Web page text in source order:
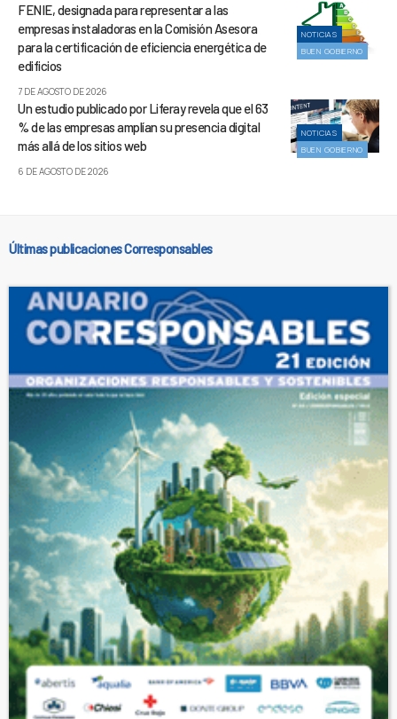
NOTICIAS
BUEN GOBIERNO
FENIE, designada para representar a las
empresas instaladoras en la Comisión Asesora
para la certificación de eficiencia energética de
edificios
7 DE AGOSTO DE 2026
NOTICIAS
BUEN GOBIERNO
Un estudio publicado por Liferay revela que el 63
% de las empresas amplían su presencia digital
más allá de los sitios web
6 DE AGOSTO DE 2026
Últimas publicaciones Corresponsables